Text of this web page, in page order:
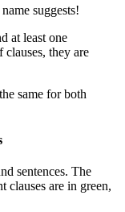
suggests!
at least one
clauses, they are
same for both
sentences. The
clauses are in green,